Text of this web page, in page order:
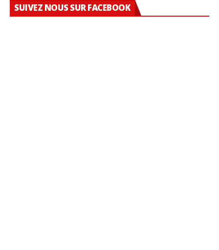
SUIVEZ NOUS SUR FACEBOOK